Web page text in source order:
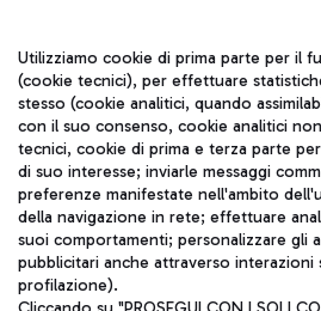
Seguici sui social
TRAVEL
ITA
Utilizziamo cookie di prima parte per il
(cookie tecnici), per effettuare
stesso (cookie analitici, quando
con il suo consenso, cookie analitici
tecnici, cookie di prima e terza parte
di suo interesse; inviarle messaggi
preferenze manifestate nell'ambito
della navigazione in rete; effettuare
suoi comportamenti; personalizzare gli
pubblicitari anche attraverso interazioni
profilazione).